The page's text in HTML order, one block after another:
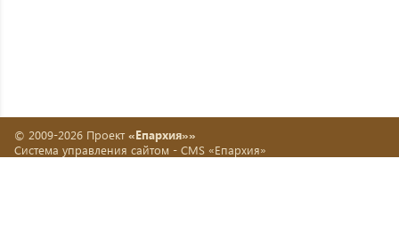
© 2009-2026 Проект «Епархия»»
Система управления сайтом - CMS «Епархия»